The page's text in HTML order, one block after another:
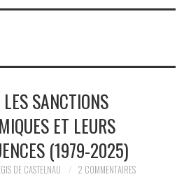
SANCTIONS
ET LEURS
(1979-2025)
DE CASTELNAU 2 COMMENTAIRES